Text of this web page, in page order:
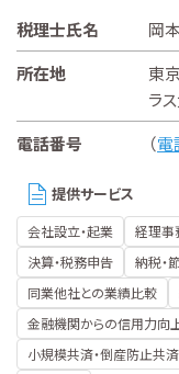
税理士氏名
岡
所在地
東
ラ
電話番号
（電
提供サービス
会社設立・起業 経理事
決算・税務申告
納税・
同業他社との業績比較
金融機関からの信用力向
小規模共済・倒産防止共済